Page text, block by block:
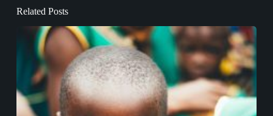
Related Posts